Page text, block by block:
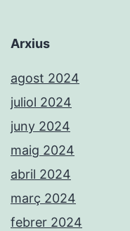
Arxius
agost 2024
juliol 2024
juny 2024
maig 2024
abril 2024
març 2024
febrer 2024